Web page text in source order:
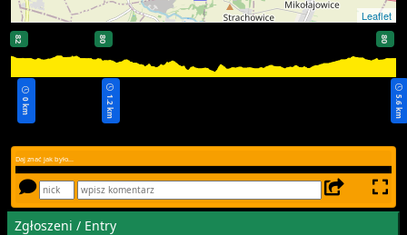
Leaflet
0 km
82 80
1.2 km
80
5.6 km
Daj znać jak było...
Zgłoszeni / Entry